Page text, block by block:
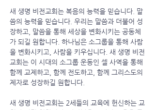
새 생명 비전교회는 복음의 능력을 믿습니다. 말
씀의 능력을 믿습니다. 우리는 말씀과 더불어 성
장하고, 말씀을 통해 세상을 변화시키는 공동체
가 되길 원합니다. 하나님은 소그룹을 통해 사람
을 변화시키고, 사람을 키우십니다. 새 생명 비전
교회는 이 시대의 소그룹 운동인 셀 사역을 통해
함께 교제하고, 함께 전도하고, 함께 그리스도의
제자로 성장하길 원합니다.
새 생명 비전교회는 2세들의 교육에 헌신하는 교